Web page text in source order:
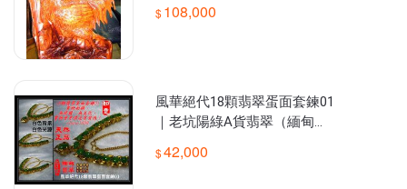
制蜈蚣煞、桃花煞 吉祥物
108,000
風華絕代18顆翡翠蛋面套鍊01
｜老坑陽綠A貨翡翠（緬甸
滿色｜摩西沙老坑翡翠｜冰種
42,000